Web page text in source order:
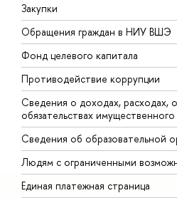
Закупки
Обращения граждан в НИУ ВШЭ
Фонд целевого капитала
Противодействие коррупции
Сведения о доходах, расходах,
обязательствах
Сведения об образовательной
Людям с ограниченными
Единая платежная страница